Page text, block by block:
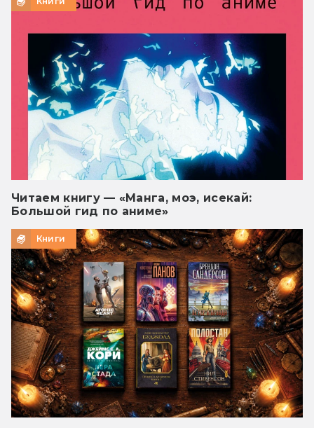
Читаем книгу — «Манга, моэ, исекай:
Большой гид по аниме»
Книги